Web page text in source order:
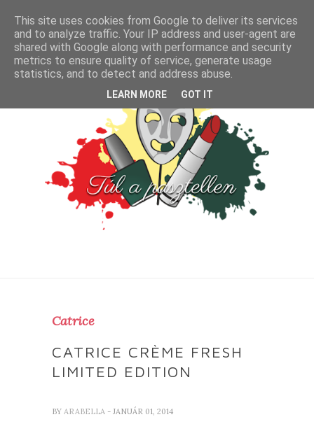
Catrice
CATRICE CRÈME FRESH
LIMITED EDITION
BY ARABELLA - JANUÁR 01, 2014
This site uses cookies from Google to deliver its services
and to analyze traffic. Your IP address and user-agent are
shared with Google along with performance and security
metrics to ensure quality of service, generate usage
statistics, and to detect and address abuse.
LEARN MORE GOT IT